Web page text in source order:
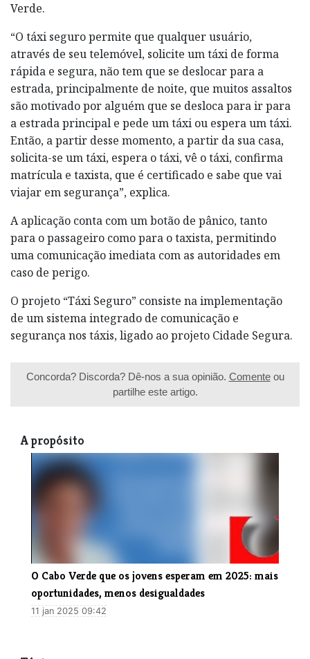
Verde.
“O táxi seguro permite que qualquer usuário,
através de seu telemóvel, solicite um táxi de forma
rápida e segura, não tem que se deslocar para a
estrada, principalmente de noite, que muitos assaltos
são motivado por alguém que se desloca para ir para
a estrada principal e pede um táxi ou espera um táxi.
Então, a partir desse momento, a partir da sua casa,
solicita-se um táxi, espera o táxi, vê o táxi, confirma
matrícula e taxista, que é certificado e sabe que vai
viajar em segurança”, explica.
A aplicação conta com um botão de pânico, tanto
para o passageiro como para o taxista, permitindo
uma comunicação imediata com as autoridades em
caso de perigo.
O projeto “Táxi Seguro” consiste na implementação
de um sistema integrado de comunicação e
segurança nos táxis, ligado ao projeto Cidade Segura.
Concorda? Discorda? Dê-nos a sua opinião. Comenteou
partilhe este artigo.
A propósito
O Cabo Verde que os jovens esperam em 2025: mais
oportunidades, menos desigualdades
11 jan 2025 09:42